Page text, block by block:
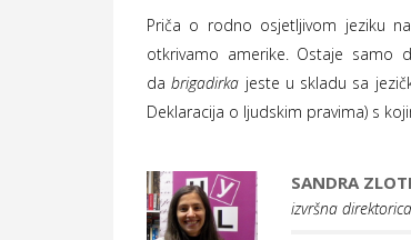
Priča o rodno osjetljivom jeziku
otkrivamo amerike. Ostaje
dabrigadirka jeste u skladu sa
Deklaracija o ljudskim pravima) s
SANDRA
izvršna direktorica